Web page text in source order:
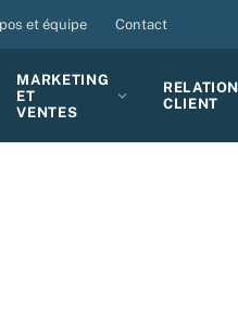
et équipe Contact
MARKETING
ET
VENTES
RELATION
CLIENT